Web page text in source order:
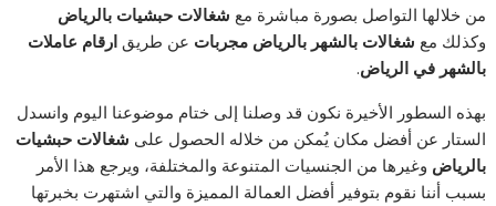
من خلالها التواصل بصورة مباشرة مع شغالات حبشيات بالرياض
وكذلك مع شغالات بالشهر بالرياض مجربات عن طريقارقام عاملات
بالشهر في الرياض.
بهذه السطور الأخيرة نكون قد وصلنا إلى ختام موضوعنا اليوم وانسدل
الستار عن أفضل مكان يُمكن من خلاله الحصول على شغالات حبشيات
بالرياض وغيرها من الجنسيات المتنوعة والمختلفة، ويرجع هذا الأمر
بسبب أننا نقوم بتوفير أفضل العمالة المميزة والتي اشتهرت بخبرتها